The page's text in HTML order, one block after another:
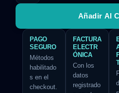
Añadir Al
PAGO
SEGURO
Métodos
habilitado
s en el
checkout.
FACTURA
ELECTR
ÓNICA
Con los
datos
registrado